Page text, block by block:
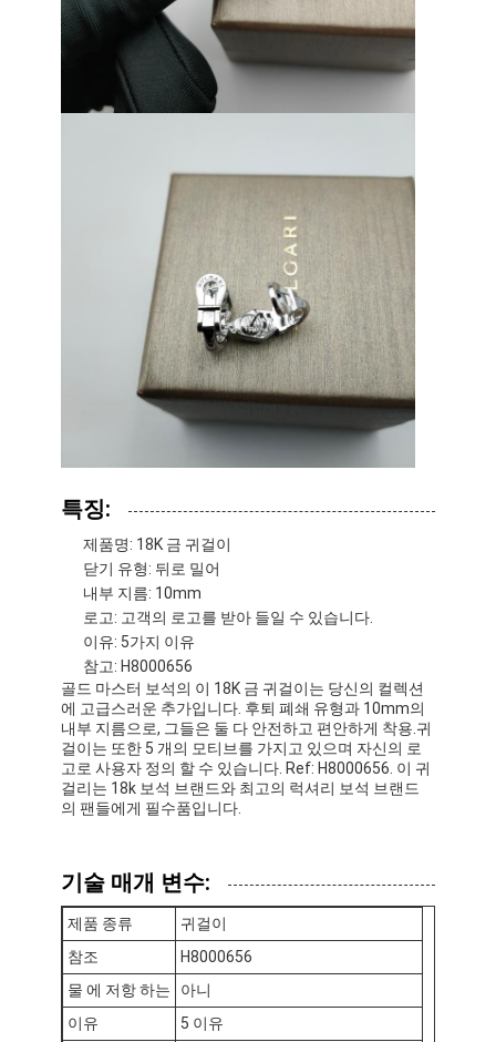
비디오
우리 에 관한 것
공장 투어
인용 을 요청 하십시오
18K 금 목걸이
18K 금 귀걸이
18K 금 팔찌
18K 금 보석
반 클리프 아르펠스
맞춘 카티어
특징:
제품명: 18K 금 귀걸이
닫기 유형: 뒤로 밀어
내부 지름: 10mm
로고: 고객의 로고를 받아 들일 수 있습니다.
이유: 5가지 이유
참고: H8000656
골드 마스터 보석의 이 18K 금 귀걸이는 당신의 컬렉션
에 고급스러운 추가입니다. 후퇴 폐쇄 유형과 10mm의
내부 지름으로, 그들은 둘 다 안전하고 편안하게 착용.귀
걸이는 또한 5 개의 모티브를 가지고 있으며 자신의 로
고로 사용자 정의 할 수 있습니다. Ref: H8000656. 이 귀
걸리는 18k 보석 브랜드와 최고의 럭셔리 보석 브랜드
의 팬들에게 필수품입니다.
기술 매개 변수:
제품 종류
귀걸이
참조
H8000656
물 에 저항 하는
아니
이유
5 이유